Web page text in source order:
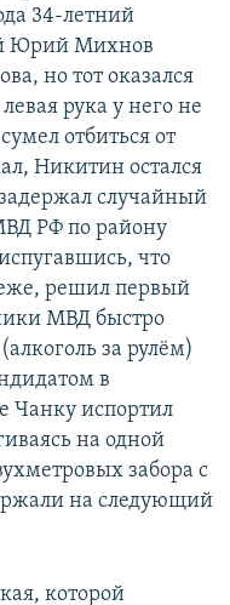
34-летний
Юрий Михнов
но тот оказался
рука у него не
отбиться от
Никитин остался
случайный
РФ по району
что
решил первый
МВД быстро
за рулём)
в
Чанку испортил
на одной
забора с
на следующий
которой